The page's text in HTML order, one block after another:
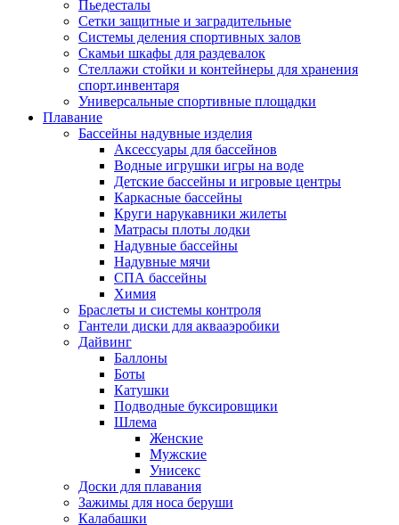
Пьедесталы
Сетки защитные и заградительные
Системы деления спортивных залов
Скамьи шкафы для раздевалок
Стеллажи стойки и контейнеры для хранения
спорт.инвентаря
Универсальные спортивные площадки
Плавание
Бассейны надувные изделия
Аксессуары для бассейнов
Водные игрушки игры на воде
Детские бассейны и игровые центры
Каркасные бассейны
Круги нарукавники жилеты
Матрасы плоты лодки
Надувные бассейны
Надувные мячи
СПА бассейны
Химия
Браслеты и системы контроля
Гантели диски для аквааэробики
Дайвинг
Баллоны
Боты
Катушки
Подводные буксировщики
Шлема
Женские
Мужские
Унисекс
Доски для плавания
Зажимы для носа беруши
Калабашки